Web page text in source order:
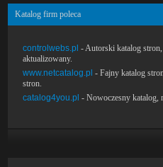
Katalog firm poleca
controlwebs.pl - Autorski katalog
aktualizowany.
www.netcatalog.pl - Fajny katalog
stron.
catalog4you.pl - Nowoczesny katalog,